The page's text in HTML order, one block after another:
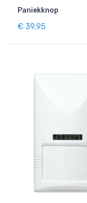
Paniekknop
€ 39,95